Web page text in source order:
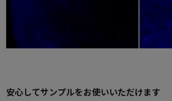
安心してサンプルをお使いいただけます